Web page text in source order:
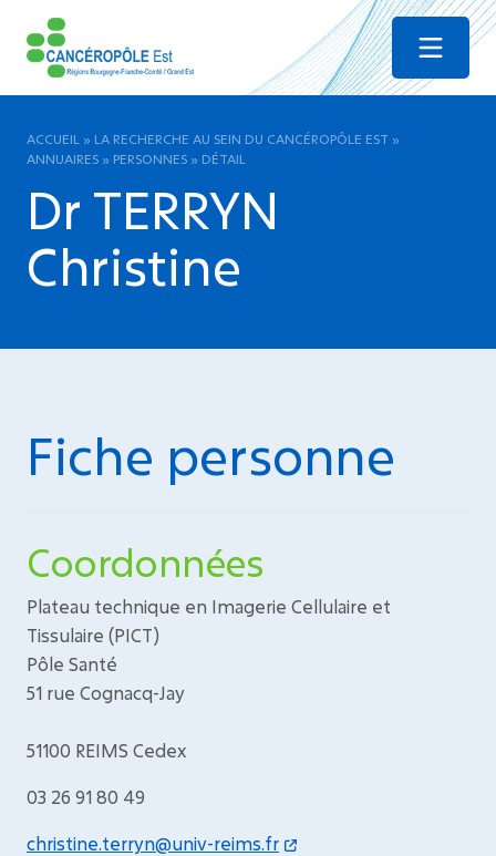
Menu
ACCUEIL » LA RECHERCHE AU SEIN DU CANCÉROPÔLE EST »
ANNUAIRES » PERSONNES » DÉTAIL
Dr TERRYN
Christine
Fiche personne
Coordonnées
Plateau technique en Imagerie Cellulaire et
Tissulaire (PICT)
Pôle Santé
51 rue Cognacq-Jay
51100 REIMS Cedex
03 26 91 80 49
christine.terryn@univ-reims.fr